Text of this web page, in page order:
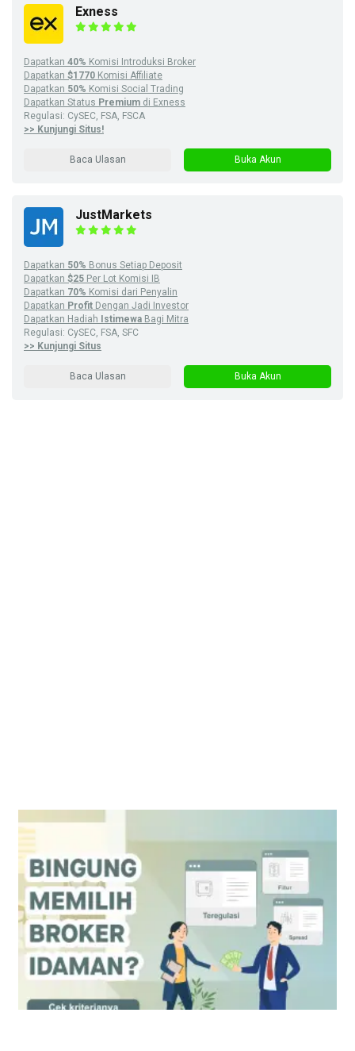
Exness
Dapatkan 40% Komisi Introduksi Broker
Dapatkan $1770 Komisi Affiliate
Dapatkan 50% Komisi Social Trading
Dapatkan Status Premium di Exness
Regulasi: CySEC, FSA, FSCA
>> Kunjungi Situs!
Baca Ulasan Buka Akun
JustMarkets
Dapatkan 50% Bonus Setiap Deposit
Dapatkan $25 Per Lot Komisi IB
Dapatkan 70% Komisi dari Penyalin
Dapatkan Profit Dengan Jadi Investor
Dapatkan Hadiah
Istimewa Bagi Mitra
Regulasi: CySEC, FSA, SFC
>> Kunjungi Situs
Baca Ulasan Buka Akun